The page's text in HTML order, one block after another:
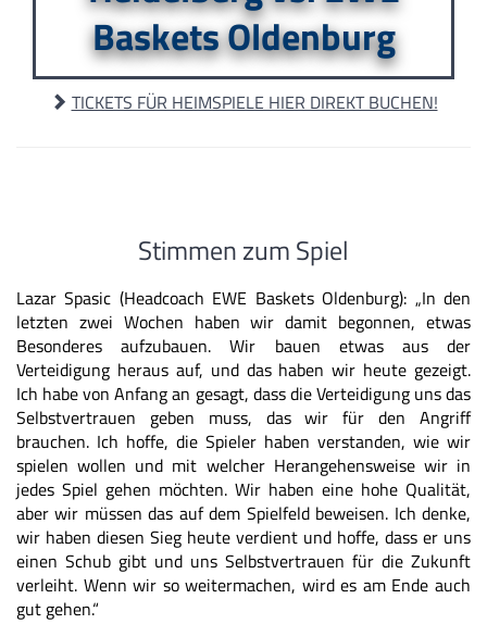
Baskets Oldenburg
TICKETS FÜR HEIMSPIELE HIER DIREKT BUCHEN!
Stimmen zum Spiel
Lazar Spasic (Headcoach EWE Baskets Oldenburg): „In den
letzten zwei Wochen haben wir damit begonnen, etwas
Besonderes aufzubauen. Wir bauen etwas aus der
Verteidigung heraus auf, und das haben wir heute gezeigt.
Ich habe von Anfang an gesagt, dass die Verteidigung uns das
Selbstvertrauen geben muss, das wir für den Angriff
brauchen. Ich hoffe, die Spieler haben verstanden, wie wir
spielen wollen und mit welcher Herangehensweise wir in
jedes Spiel gehen möchten. Wir haben eine hohe Qualität,
aber wir müssen das auf dem Spielfeld beweisen. Ich denke,
wir haben diesen Sieg heute verdient und hoffe, dass er uns
einen Schub gibt und uns Selbstvertrauen für die Zukunft
verleiht. Wenn wir so weitermachen, wird es am Ende auch
gut gehen.“